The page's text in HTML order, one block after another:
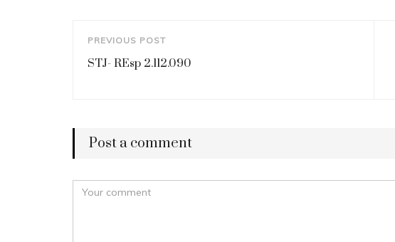
PREVIOUS POST
STJ- REsp 2.112.090
Post a comment